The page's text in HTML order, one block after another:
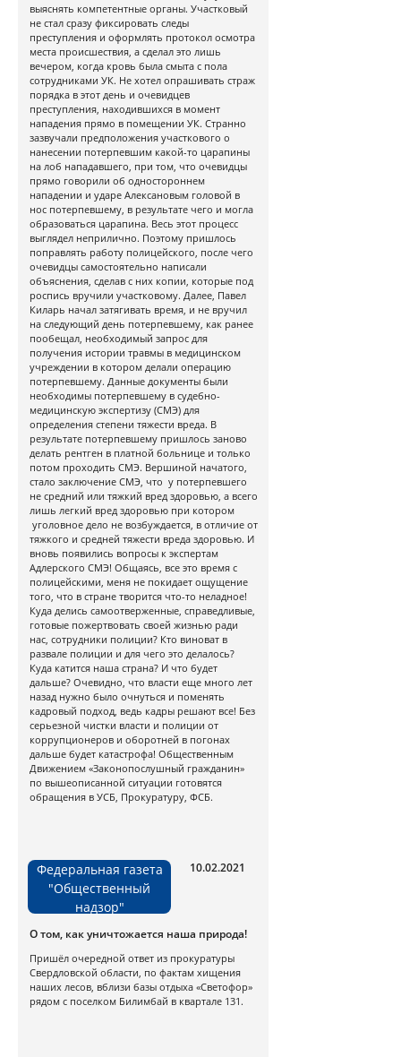
Пришёл очередной ответ из прокуратуры
Свердловской области, по фактам хищения
наших лесов, вблизи базы отдыха «Светофор»
рядом с поселком Билимбай в квартале 131.
Федеральная газета
"Общественный
надзор"
10.02.2021
О том, как уничтожается наша природа!
выяснять компетентные органы. Участковый
не стал сразу фиксировать следы
преступления и оформлять протокол осмотра
места происшествия, а сделал это лишь
вечером, когда кровь была смыта с пола
сотрудниками УК. Не хотел опрашивать страж
порядка в этот день и очевидцев
преступления, находившихся в момент
нападения прямо в помещении УК. Странно
зазвучали предположения участкового о
нанесении потерпевшим какой-то царапины
на лоб нападавшего, при том, что очевидцы
прямо говорили об одностороннем
нападении и ударе Алексановым головой в
нос потерпевшему, в результате чего и могла
образоваться царапина. Весь этот процесс
выглядел неприлично. Поэтому пришлось
поправлять работу полицейского, после чего
очевидцы самостоятельно написали
объяснения, сделав с них копии, которые под
роспись вручили участковому. Далее, Павел
Киларь начал затягивать время, и не вручил
на следующий день потерпевшему, как ранее
пообещал, необходимый запрос для
получения истории травмы в медицинском
учреждении в котором делали операцию
потерпевшему. Данные документы были
необходимы потерпевшему в судебно-
медицинскую экспертизу (СМЭ) для
определения степени тяжести вреда. В
результате потерпевшему пришлось заново
делать рентген в платной больнице и только
потом проходить СМЭ. Вершиной начатого,
стало заключение СМЭ, что у потерпевшего
не средний или тяжкий вред здоровью, а всего
лишь легкий вред здоровью при котором
уголовное дело не возбуждается, в отличие от
тяжкого и средней тяжести вреда здоровью. И
вновь появились вопросы к экспертам
Адлерского СМЭ! Общаясь, все это время с
полицейскими, меня не покидает ощущение
того, что в стране творится что-то неладное!
Куда делись самоотверженные, справедливые,
готовые пожертвовать своей жизнью ради
нас, сотрудники полиции? Кто виноват в
развале полиции и для чего это делалось?
Куда катится наша страна? И что будет
дальше? Очевидно, что власти еще много лет
назад нужно было очнуться и поменять
кадровый подход, ведь кадры решают все! Без
серьезной чистки власти и полиции от
коррупционеров и оборотней в погонах
дальше будет катастрофа! Общественным
Движением «Законопослушный гражданин»
по вышеописанной ситуации готовятся
обращения в УСБ, Прокуратуру, ФСБ.